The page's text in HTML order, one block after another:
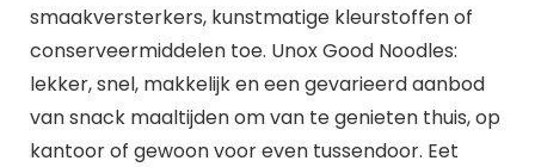
smaakversterkers, kunstmatige kleurstoffen of
conserveermiddelen toe. Unox Good Noodles:
lekker, snel, makkelijk en een gevarieerd aanbod
van snack maaltijden om van te genieten thuis, op
kantoor of gewoon voor even tussendoor. Eet